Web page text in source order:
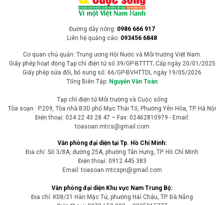
Mưa lớn kéo dài trên địa bàn tỉnh Lào Cai đã gây sạt lở đất tại nhiều
khu vực, làm hư hại nhà ở, hạ tầng giao thông và diện tích sản xuất.
Địa phương đang khẩn trương triển khai các biện pháp ứng phó,
vùng có nguy cơ thiên tai.
Chính phủ trình Quốc hội xem xét thành lập